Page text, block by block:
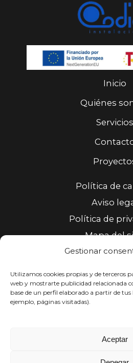
Gestionar
Utilizamos cookies propias y de terceros
web y mostrarte publicidad relacionada
base de un perfil elaborado a partir de
ejemplo, páginas visitadas).
Aceptar
Inicio
Quiénes
Servicios
Política de
Aviso
Política de
Mapa del